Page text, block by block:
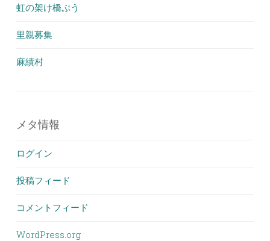
虹の架け橋ぷう
里親募集
麻績村
メタ情報
ログイン
投稿フィード
コメントフィード
WordPress.org